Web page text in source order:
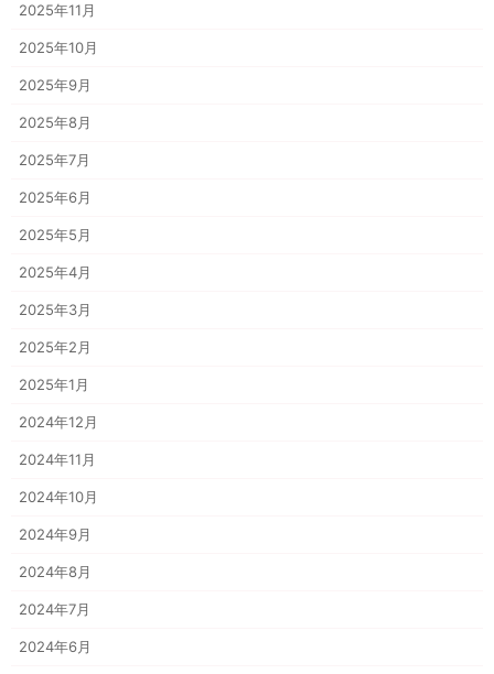
2025年11月
2025年10月
2025年9月
2025年8月
2025年7月
2025年6月
2025年5月
2025年4月
2025年3月
2025年2月
2025年1月
2024年12月
2024年11月
2024年10月
2024年9月
2024年8月
2024年7月
2024年6月